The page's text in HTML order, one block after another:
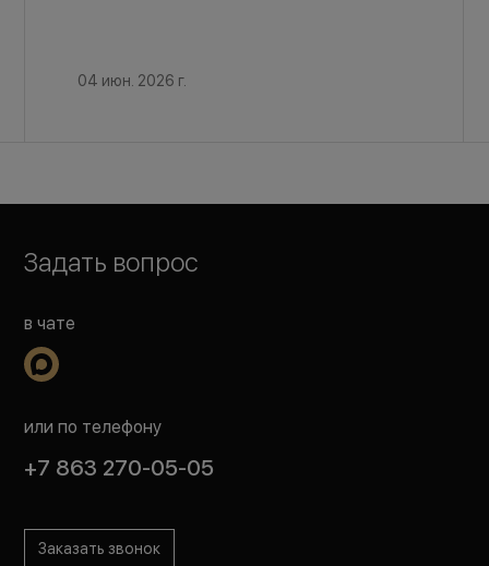
04 июн. 2026 г.
Задать вопрос
в чате
или по телефону
+7 863 270-05-05
Заказать звонок